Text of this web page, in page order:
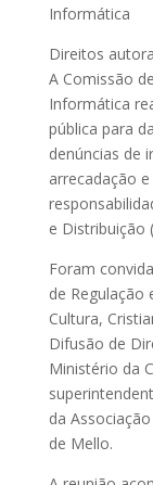
Informática
Direitos
A Comissão
Informática
pública para
denúncias de
arrecadação
e Distribuição
Foram
de
Cultura,
Difusão de
Ministério da
da
de Mello.